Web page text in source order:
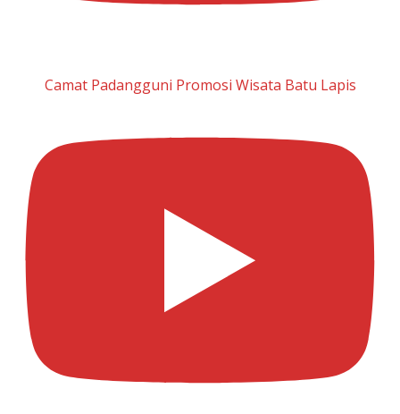
Camat Padangguni Promosi Wisata Batu Lapis